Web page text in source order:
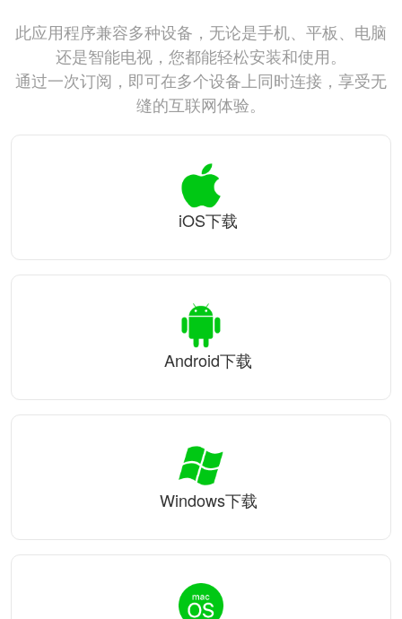
此应用程序兼容多种设备，无论是手机、平板、电脑
还是智能电视，您都能轻松安装和使用。
通过一次订阅，即可在多个设备上同时连接，享受无
缝的互联网体验。
iOS下载
Android下载
Windows下载